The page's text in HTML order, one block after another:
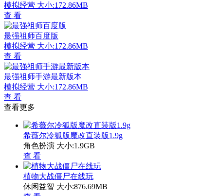
模拟经营 大小:172.86MB
查 看
最强祖师百度版
模拟经营 大小:172.86MB
查 看
最强祖师手游最新版本
模拟经营 大小:172.86MB
查 看
查看更多
希薇尔冷狐版魔改直装版1.9g
角色扮演 大小:1.9GB
查 看
植物大战僵尸在线玩
休闲益智 大小:876.69MB